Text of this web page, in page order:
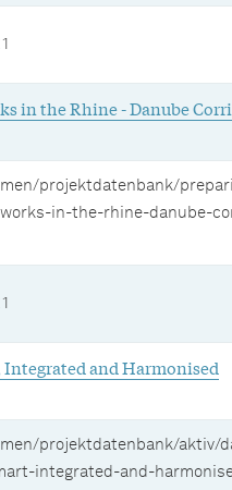
in the Rhine - Danube
projektdatenbank/
in-the-rhine-danube-
Integrated and Harmonised
projektdatenbank/aktiv/
integrated-and-